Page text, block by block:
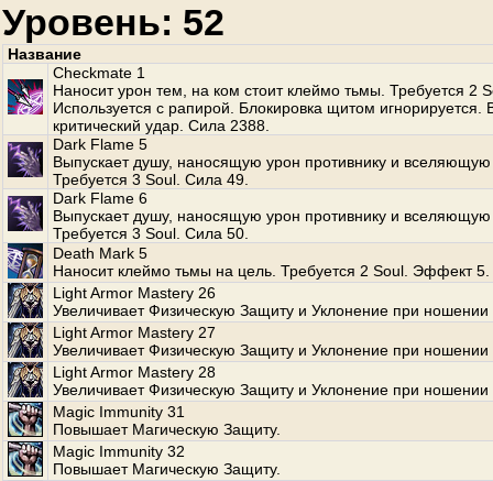
Уровень: 52
Название
Checkmate 1
Наносит урон тем, на ком стоит клеймо тьмы. Требуется 2
Используется с рапирой. Блокировка щитом игнорируется.
критический удар. Сила 2388.
Dark Flame 5
Выпускает душу, наносящую урон противнику и вселяющую
Требуется 3 Soul. Сила 49.
Dark Flame 6
Выпускает душу, наносящую урон противнику и вселяющую
Требуется 3 Soul. Сила 50.
Death Mark 5
Наносит клеймо тьмы на цель. Требуется 2 Soul. Эффект 5.
Light Armor Mastery 26
Увеличивает Физическую Защиту и Уклонение при ношении
Light Armor Mastery 27
Увеличивает Физическую Защиту и Уклонение при ношении
Light Armor Mastery 28
Увеличивает Физическую Защиту и Уклонение при ношении
Magic Immunity 31
Повышает Магическую Защиту.
Magic Immunity 32
Повышает Магическую Защиту.